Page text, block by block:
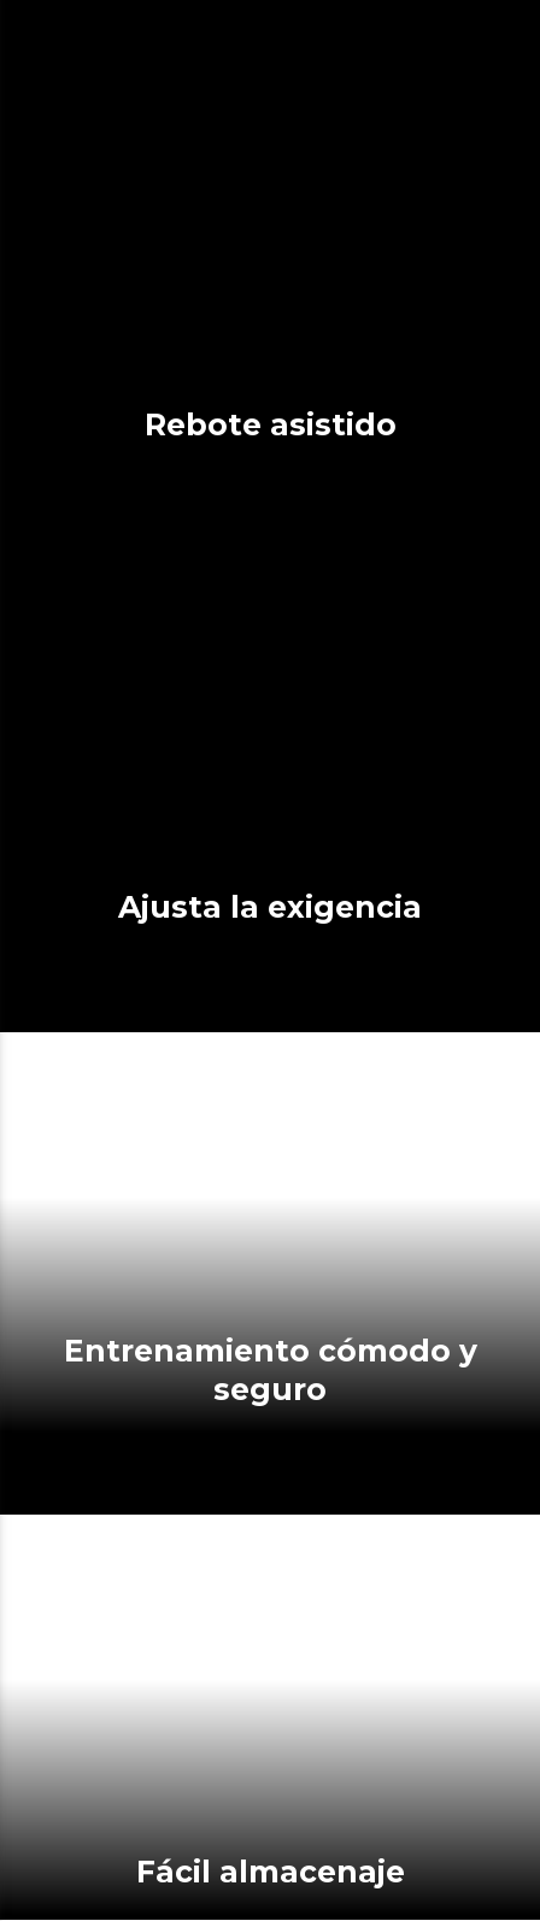
Rebote asistido
Ajusta la exigencia
Entrenamiento cómodo y
seguro
Fácil almacenaje